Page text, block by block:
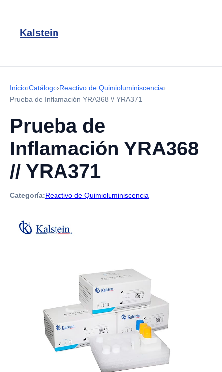
Kalstein
Inicio›Catálogo›Reactivo de Quimioluminiscencia›
Prueba de Inflamación YRA368 // YRA371
Prueba de
Inflamación YRA368
// YRA371
Categoría:Reactivo de Quimioluminiscencia